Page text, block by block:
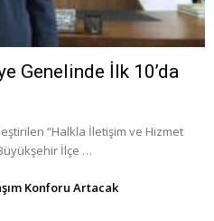
Genelinde İlk 10’da
“Halkla İletişim ve Hizmet
İlçe …
Konforu Artacak